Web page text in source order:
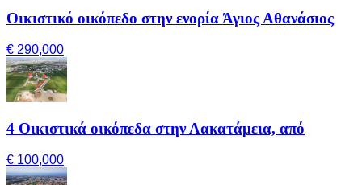
Οικιστικό οικόπεδο στην ενορία Άγιος Αθανάσιος
€ 290,000
4 Οικιστικά οικόπεδα στην Λακατάμεια, από
€ 100,000